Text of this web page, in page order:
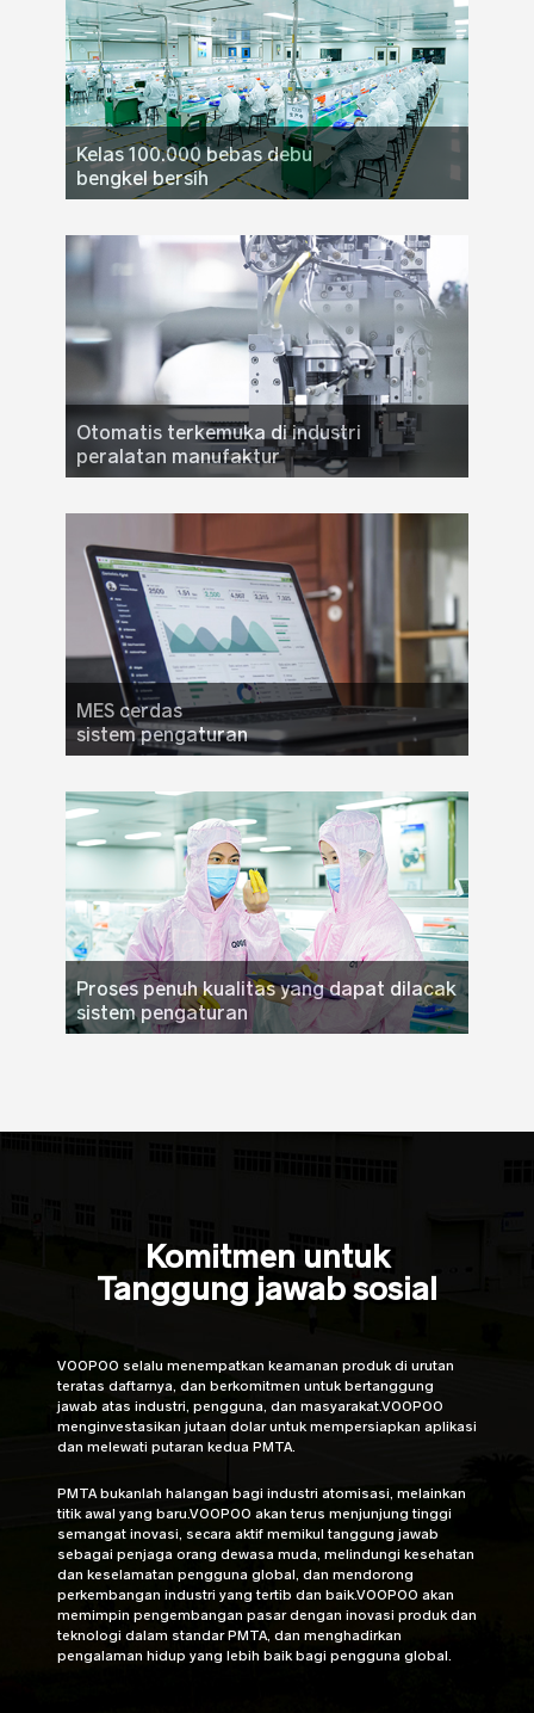
Kelas 100.000 bebas debu
bengkel bersih
memenuhi persyaratan ISO14644-2015 (Standar
Internasional untuk kamar bersih dan lingkungan
kontrol terkait) dan GB 50547-2019 (standar
desain untuk kamar bersih di industri farmasi).
Otomatis terkemuka di industri
peralatan manufaktur
produksi, dan menciptakan laboratorium khusus,
pengujian kualitas produk yang ketat, dan
memastikan keamanan dan keandalan produk.
MES cerdas
sistem pengaturan
kolaboratif yang mencakup manajemen pemasok,
manajemen pesanan, manajemen perencanaan,
manajemen produksi, dan manajemen
pengiriman.Itu dapat mewujudkan seluruh siklus
hidup manajemen pesanan, kontrol visual dari
seluruh rantai pasokan dan ketertelusuran
seluruh proses.
Proses penuh kualitas yang dapat dilacak
sistem pengaturan
Komitmen untuk
Tanggung jawab sosial
VOOPOO selalu menempatkan keamanan produk di urutan
teratas daftarnya, dan berkomitmen untuk bertanggung
jawab atas industri, pengguna, dan masyarakat.VOOPOO
menginvestasikan jutaan dolar untuk mempersiapkan aplikasi
dan melewati putaran kedua PMTA.
PMTA bukanlah halangan bagi industri atomisasi, melainkan
titik awal yang baru.VOOPOO akan terus menjunjung tinggi
semangat inovasi, secara aktif memikul tanggung jawab
sebagai penjaga orang dewasa muda, melindungi kesehatan
dan keselamatan pengguna global, dan mendorong
perkembangan industri yang tertib dan baik.VOOPOO akan
memimpin pengembangan pasar dengan inovasi produk dan
teknologi dalam standar PMTA, dan menghadirkan
pengalaman hidup yang lebih baik bagi pengguna global.